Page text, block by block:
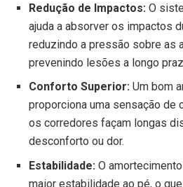
Redução de Impactos: O
ajuda a absorver os impactos
reduzindo a pressão sobre as
prevenindo lesões a longo
Conforto Superior:Um bom
proporciona uma sensação de
os corredores façam longas
desconforto ou dor.
Estabilidade:O
maior estabilidade ao pé, o